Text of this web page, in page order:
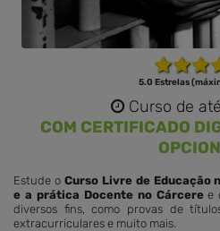
5.0 Estrelas
Curso de
COM CERTIFICADO
Estude o Curso Livre de Educação
e a prática Docente no Cárceree
diversos fins, como provas de
extracurriculares e muito mais.